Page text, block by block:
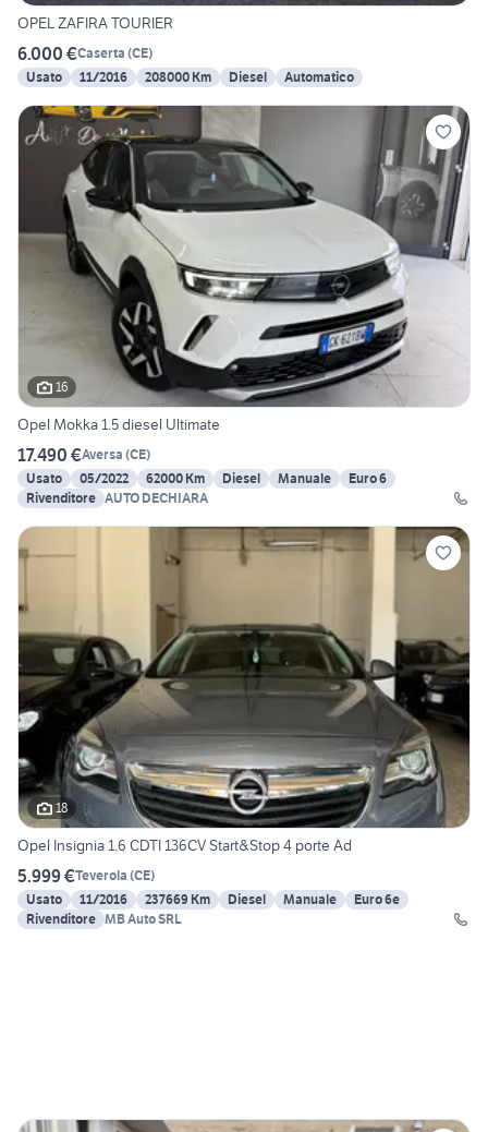
OPEL ZAFIRA TOURIER
6.000 €Caserta (CE)
Usato
11/2016 208000 Km Diesel Automatico
16
Opel Mokka 1.5 diesel Ultimate
17.490 €Aversa (CE)
Usato
05/2022 62000 Km Diesel Manuale
Euro 6
Rivenditore AUTO DECHIARA
18
Opel Insignia 1.6 CDTI 136CV Start&Stop 4 porte Ad
5.999 €Teverola (CE)
Usato
11/2016 237669 Km Diesel Manuale
Euro 6e
Rivenditore MB Auto SRL